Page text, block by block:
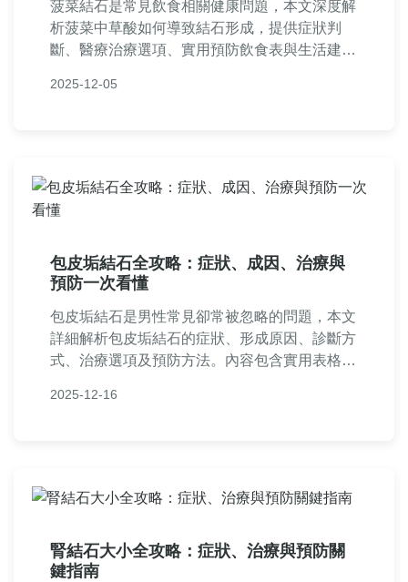
菠菜結石是常見飲食相關健康問題，本文深度解
析菠菜中草酸如何導致結石形成，提供症狀判
斷、醫療治療選項、實用預防飲食表與生活建
2025-12-05
包皮垢結石全攻略：症狀、成因、治療與
預防一次看懂
包皮垢結石是男性常見卻常被忽略的問題，本文
詳細解析包皮垢結石的症狀、形成原因、診斷方
式、治療選項及預防方法。內容包含實用表格、
處理和預防包皮垢結石，維護私處健康。
2025-12-16
腎結石大小全攻略：症狀、治療與預防關
鍵指南